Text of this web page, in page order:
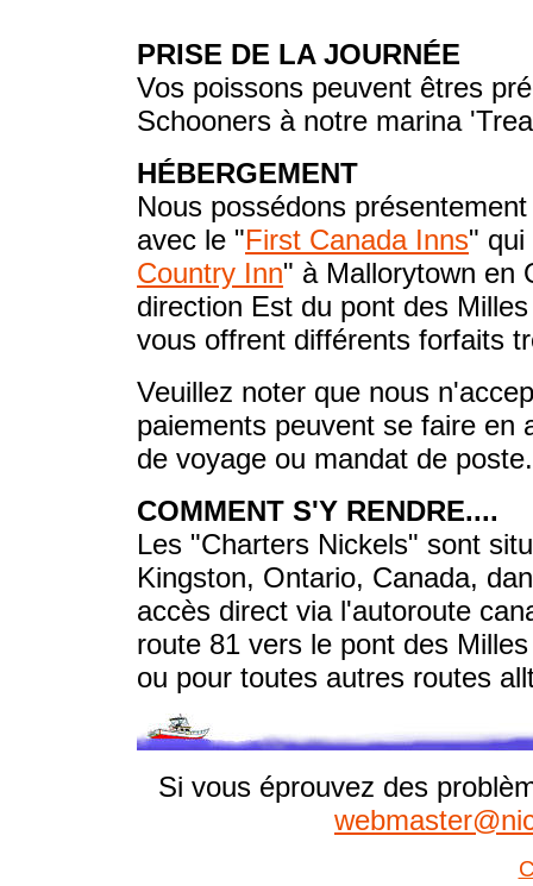
PRISE DE LA JOURNÉE
Vos poissons peuvent êtres
Schooners à notre marina
HÉBERGEMENT
Nous possédons
avec le "First Canada Inns" qui
Country Inn" à Mallorytown en
direction Est du pont des
vous offrent différents forfaits
Veuillez noter que nous
paiements peuvent se faire en
de voyage ou mandat de poste.
COMMENT S'Y RENDRE....
Les "Charters Nickels" sont
Kingston, Ontario, Canada,
accès direct via l'autoroute
route 81 vers le pont des
ou pour toutes autres routes
Si vous éprouvez des